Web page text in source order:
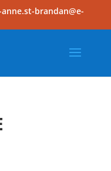
brandan@e-